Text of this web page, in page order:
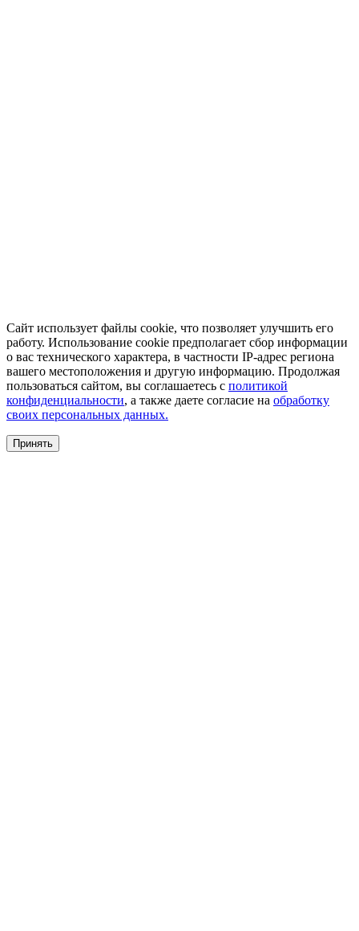
Сайт использует файлы cookie, что позволяет улучшить его
работу. Использование cookie предполагает сбор информации
о вас технического характера, в частности IP-адрес региона
вашего местоположения и другую информацию. Продолжая
пользоваться сайтом, вы соглашаетесь с политикой
конфиденциальности, а также даете согласие на обработку
своих персональных данных.
Принять